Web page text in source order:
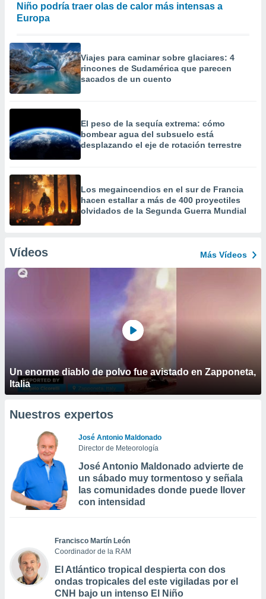
Niño podría traer olas de calor más intensas a
Europa
Viajes para caminar sobre glaciares: 4
rincones de Sudamérica que parecen
sacados de un cuento
El peso de la sequía extrema: cómo
bombear agua del subsuelo está
desplazando el eje de rotación terrestre
Los megaincendios en el sur de Francia
hacen estallar a más de 400 proyectiles
olvidados de la Segunda Guerra Mundial
Vídeos Más Vídeos
Un enorme diablo de polvo fue avistado en Zapponeta,
Italia
Nuestros expertos
José Antonio Maldonado
Director de Meteorología
José Antonio Maldonado advierte de
un sábado muy tormentoso y señala
las comunidades donde puede llover
con intensidad
Francisco Martín León
Coordinador de la RAM
El Atlántico tropical despierta con dos
ondas tropicales del este vigiladas por el
CNH bajo un intenso El Niño